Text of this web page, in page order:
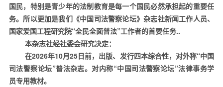
国民，特别是青少年的法制教育是每一个国民必然承担起的重要任
务。所以更加是我们《中国司法警察论坛》杂志社新闻工作人员、
国家爱国工程研究院“全民全面普法”工作者的首要任务..
本杂志社经社委会研究决定：
在2026年10月25日前，出版、发行四本综合性，对外称“中国
司法警察论坛”普法杂志。对内称“中国司法警察论坛”法律事务学
员专用教材。